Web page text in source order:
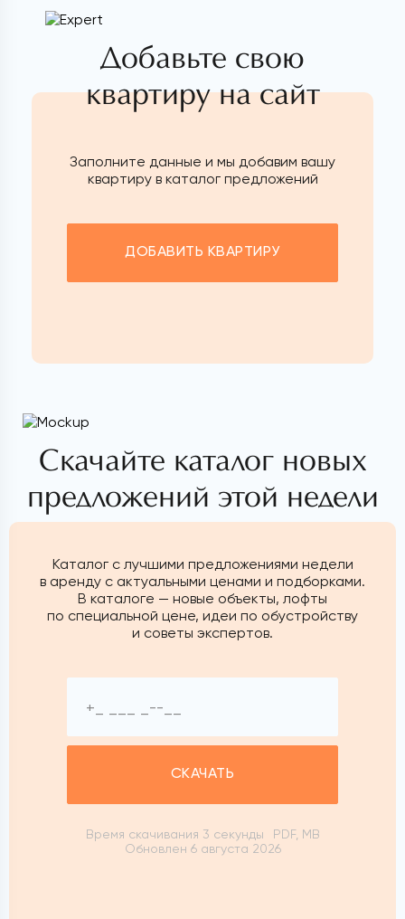
Добавьте свою
квартиру на сайт
Заполните данные и мы добавим вашу
квартиру в каталог предложений
ДОБАВИТЬ КВАРТИРУ
Скачайте каталог новых
предложений этой недели
Каталог с лучшими предложениями недели
в аренду с актуальными ценами и подборками.
В каталоге — новые объекты, лофты
по специальной цене, идеи по обустройству
и советы экспертов.
СКАЧАТЬ
Время скачивания 3 секунды
PDF, MB
Обновлен 6 августа 2026